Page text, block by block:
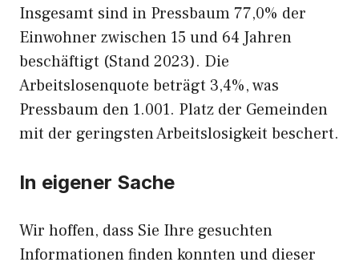
Insgesamt sind in Pressbaum 77,0% der
Einwohner zwischen 15 und 64 Jahren
beschäftigt (Stand 2023). Die
Arbeitslosenquote beträgt 3,4%, was
Pressbaum den 1.001. Platz der Gemeinden
mit der geringsten Arbeitslosigkeit beschert.
In eigener Sache
Wir hoffen, dass Sie Ihre gesuchten
Informationen finden konnten und dieser